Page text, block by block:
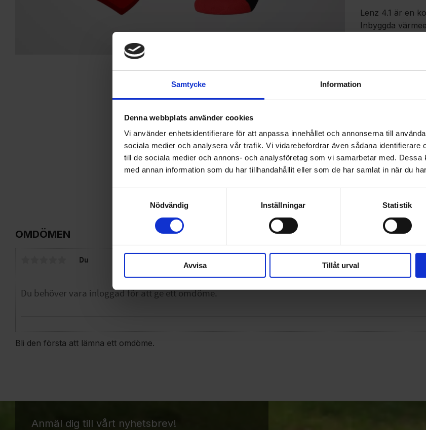
Samtycke Information
Denna webbplats använder cookies
Vi använder enhetsidentifierare för att anpassa innehållet och annonserna till
sociala medier och analysera vår trafik. Vi vidarebefordrar även sådana identifierare
till de sociala medier och annons- och analysföretag som vi samarbetar med.
med annan information som du har tillhandahållit eller som de har samlat in när du
Nödvändig
Inställningar Statistik
Avvisa Tillåt urval
Lenz 4.1 är en
Inbyggda
Strumporna är
Tips från
S = 35-38
M = 39-41
Medföljande
Räcker upp till
OMDÖMEN
Du
Bli den första att lämna ett omdöme.
Anmäl dig till vårt nyhetsbrev!